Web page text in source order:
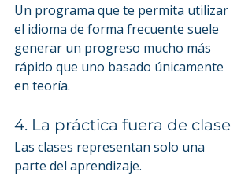
Un programa que te permita utilizar
el idioma de forma frecuente suele
generar un progreso mucho más
rápido que uno basado únicamente
en teoría.
4. La práctica fuera de clase
Las clases representan solo una
parte del aprendizaje.